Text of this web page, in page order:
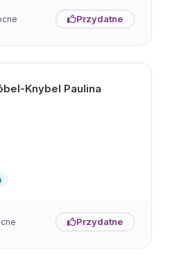
Przydatne
Knybel Paulina
Przydatne